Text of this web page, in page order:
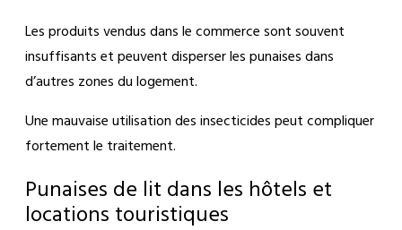
Les produits vendus dans le commerce sont souvent
insuffisants et peuvent disperser les punaises dans
d’autres zones du logement.
Une mauvaise utilisation des insecticides peut compliquer
fortement le traitement.
Punaises de lit dans les hôtels et
locations touristiques